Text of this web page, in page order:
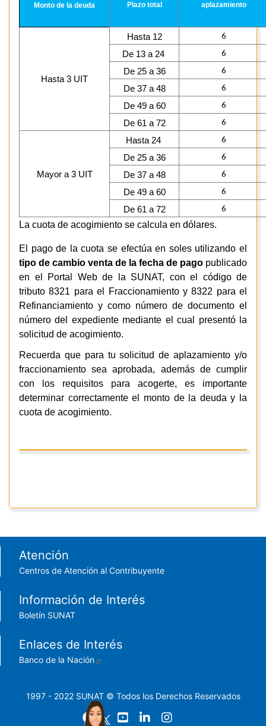
Monto de la deuda Plazo total
aplazamiento
Hasta 3 UIT
Hasta 12 6
De 13 a 24 6
De 25 a 36 6
De 37 a 48 6
De 49 a 60 6
De 61 a 72 6
Mayor a 3 UIT
Hasta 24 6
De 25 a 36 6
De 37 a 48 6
De 49 a 60 6
De 61 a 72 6
La cuota de acogimiento se calcula en dólares.
El pago de la cuota se efectúa en soles utilizando el
tipo de cambio venta de la fecha de pago publicado
en el Portal Web de la SUNAT, con el código de
tributo 8321 para el Fraccionamiento y 8322 para el
Refinanciamiento y como número de documento el
número del expediente mediante el cual presentó la
solicitud de acogimiento.
Recuerda que para tu solicitud de aplazamiento y/o
fraccionamiento sea aprobada, además de cumplir
con los requisitos para acogerte, es importante
determinar correctamente el monto de la deuda y la
cuota de acogimiento.
Footer menu
Atención
Centros de Atención al Contribuyente
Información de Interés
Boletín SUNAT
Enlaces de Interés
Banco de la Nación
1997 - 2022 SUNAT © Todos los Derechos Reservados